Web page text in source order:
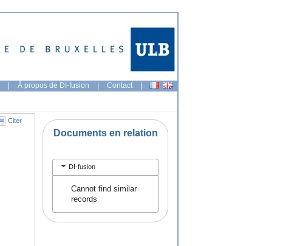
| À propos de DI-fusion | Contact |
Citer
Documents en relation
DI-fusion
Cannot find similar
records